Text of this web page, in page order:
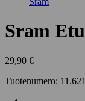
Sram
29,90 €
Tuotenumero: